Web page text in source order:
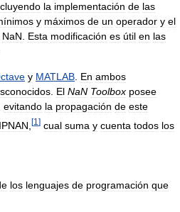
la implementación de las
y máximos de un operador y el
NaN Esta modificación es útil en las
y MATLAB En ambos
El NaN Toolbox posee
evitando la propagación de este
[1 ] cual suma y cuenta todos los
los lenguajes de programación que